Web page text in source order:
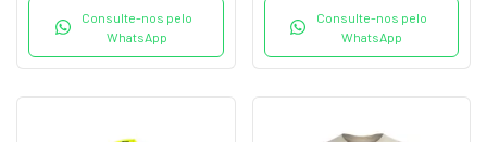
Consulte-nos pelo
WhatsApp
Consulte-nos pelo
WhatsApp